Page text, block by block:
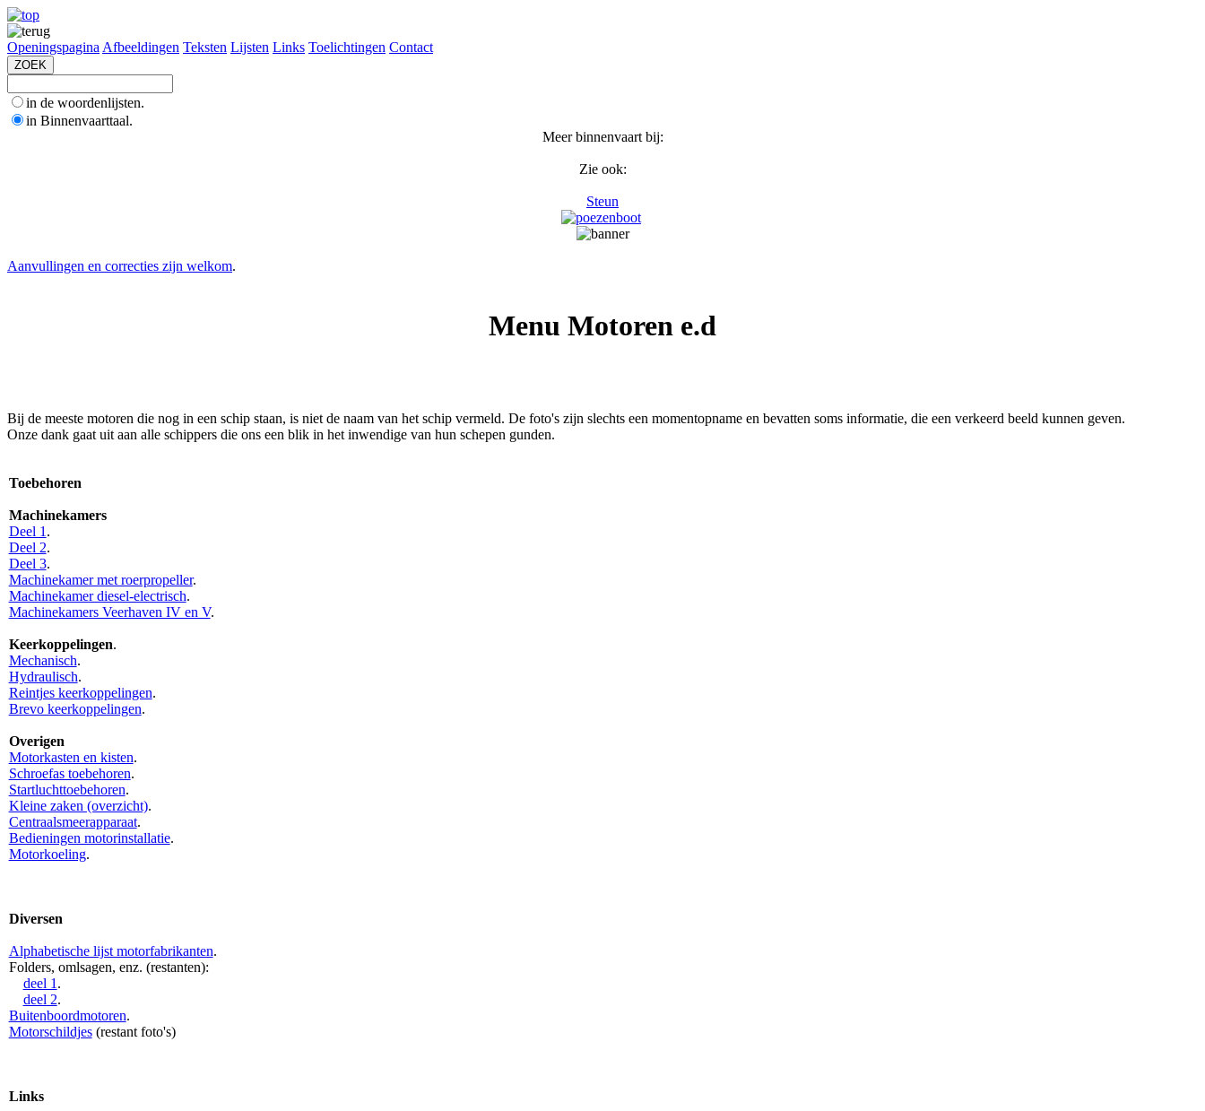
Openingspagina Afbeeldingen Teksten Lijsten Links Toelichtingen Contact
in de woordenlijsten.
in Binnenvaarttaal.
Meer binnenvaart bij:
Zie ook:
Steun
Aanvullingen en correcties zijn welkom.
Menu Motoren e.d
Bij de meeste motoren die nog in een schip staan, is niet de naam van het schip vermeld. De foto's zijn slechts een momentopname en bevatten soms informatie, die een verkeerd beeld kunnen geven.
Onze dank gaat uit aan alle schippers die ons een blik in het inwendige van hun schepen gunden.
Toebehoren
Machinekamers
Deel 1 .
Deel 2.
Deel 3.
Machinekamer met roerpropeller.
Machinekamer diesel-electrisch.
Machinekamers Veerhaven IV en V.
Keerkoppelingen.
Mechanisch.
Hydraulisch.
Reintjes keerkoppelingen.
Brevo keerkoppelingen.
Overigen
Motorkasten en kisten.
Schroefas toebehoren.
Startluchttoebehoren.
Kleine zaken (overzicht).
Centraalsmeerapparaat.
Bedieningen motorinstallatie.
Motorkoeling.
Diversen
Alphabetische lijst motorfabrikanten.
Folders, omlsagen, enz. (restanten):
deel 1 .
deel 2.
Buitenboordmotoren.
Motorschildjes(restant foto's)
Links